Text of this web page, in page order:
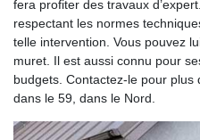
fera profiter des travaux
respectant les normes
telle intervention. Vous pouvez
muret. Il est aussi connu pour
budgets. Contactez-le pour plus
dans le 59, dans le Nord.